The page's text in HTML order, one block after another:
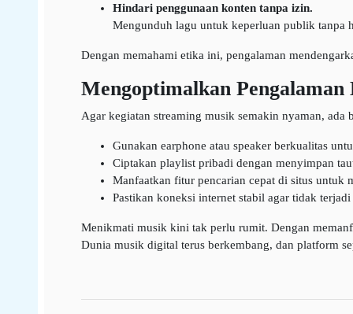
Hindari penggunaan konten tanpa izin.
Mengunduh lagu untuk keperluan publik tanpa
Dengan memahami etika ini, pengalaman
Mengoptimalkan
Agar kegiatan streaming musik semakin nyaman, ada
Gunakan earphone atau speaker berkualitas
Ciptakan playlist pribadi dengan menyimpan
Manfaatkan fitur pencarian cepat di situs untuk
Pastikan koneksi internet stabil agar tidak
Menikmati musik kini tak perlu rumit. Dengan
Dunia musik digital terus berkembang, dan platform